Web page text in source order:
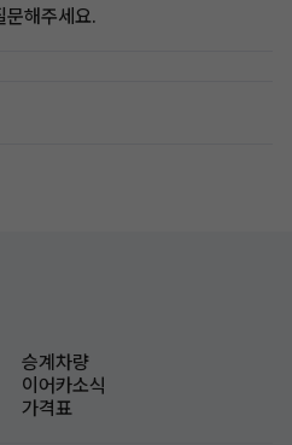
문해주세요.
승계차량
이어카소식
가격표